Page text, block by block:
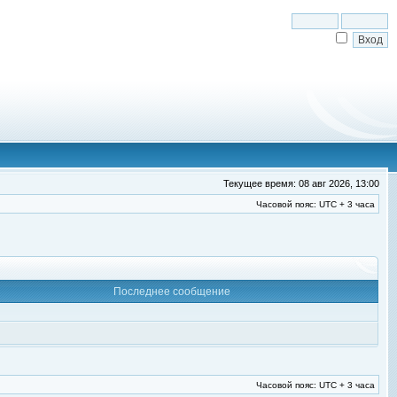
Текущее время: 08 авг 2026, 13:00
Часовой пояс: UTC + 3 часа
Последнее сообщение
Часовой пояс: UTC + 3 часа